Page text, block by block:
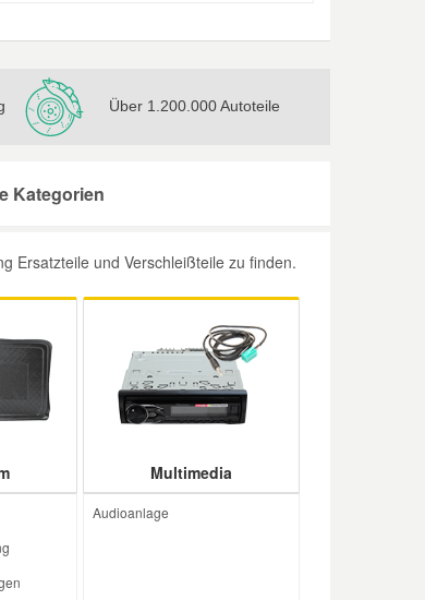
Über 1.200.000 Autoteile
Kategorien
Ersatzteile und Verschleißteile zu finden.
Multimedia
Audioanlage